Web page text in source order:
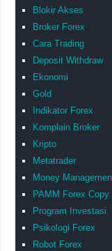
Blokir Akses
Broker Forex
Cara Trading
Deposit Withdraw
Ekonomi
Gold
Indikator Forex
Komplain Broker
Kripto
Metatrader
Money
PAMM Forex Copy
Program Investasi
Psikologi Forex
Robot Forex